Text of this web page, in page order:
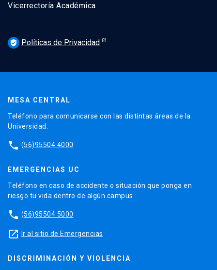
Vicerrectoría Académica
verified_user Políticas de Privacidad
MESA CENTRAL
Teléfono para comunicarse con las distintas áreas de la
Universidad.
phone (56)95504 4000
EMERGENCIAS UC
Teléfono en caso de accidente o situación que ponga en
riesgo tu vida dentro de algún campus.
phone (56)95504 5000
launch Ir al sitio de Emergencias
DISCRIMINACIÓN Y VIOLENCIA